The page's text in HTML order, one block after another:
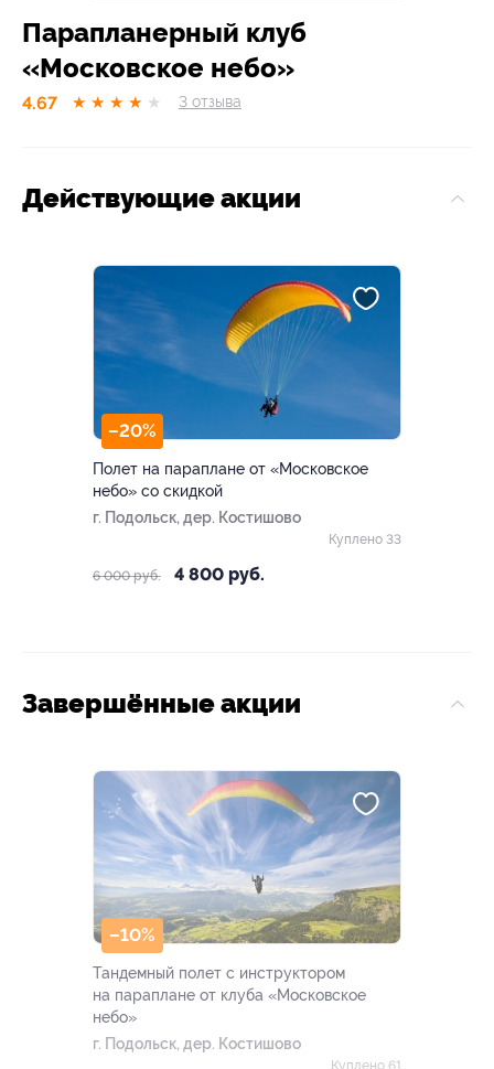
Парапланерный клуб
«Московское небо»
4.67 ★ ★ ★ ★ ★ 3 отзывa
Действующие акции
–20%
Полет на параплане от «Московское
небо» со скидкой
г. Подольск, дер. Костишово
6 000 руб. 4 800 руб.
Куплено 33
Завершённые акции
–10%
Тандемный полет с инструктором
на параплане от клуба «Московское
небо»
г. Подольск, дер. Костишово
Куплено 61